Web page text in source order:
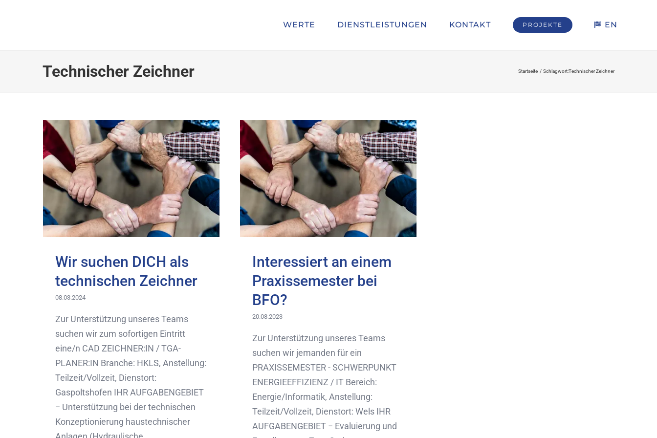
WERTE DIENSTLEISTUNGEN KONTAKT PROJEKTE EN
Technischer Zeichner Startseite Schlagwort:Technischer Zeichner
Wir suchen DICH als
technischen Zeichner
08.03.2024
Zur Unterstützung unseres Teams
suchen wir zum sofortigen Eintritt
eine/n CAD ZEICHNER:IN / TGA-
PLANER:IN Branche: HKLS, Anstellung:
Teilzeit/Vollzeit, Dienstort:
Gaspoltshofen IHR AUFGABENGEBIET
− Unterstützung bei der technischen
Konzeptionierung haustechnischer
Interessiert an einem
Praxissemester bei
BFO?
20.08.2023
Zur Unterstützung unseres Teams
suchen wir jemanden für ein
PRAXISSEMESTER - SCHWERPUNKT
ENERGIEEFFIZIENZ / IT Bereich:
Energie/Informatik, Anstellung:
Teilzeit/Vollzeit, Dienstort: Wels IHR
AUFGABENGEBIET − Evaluierung und